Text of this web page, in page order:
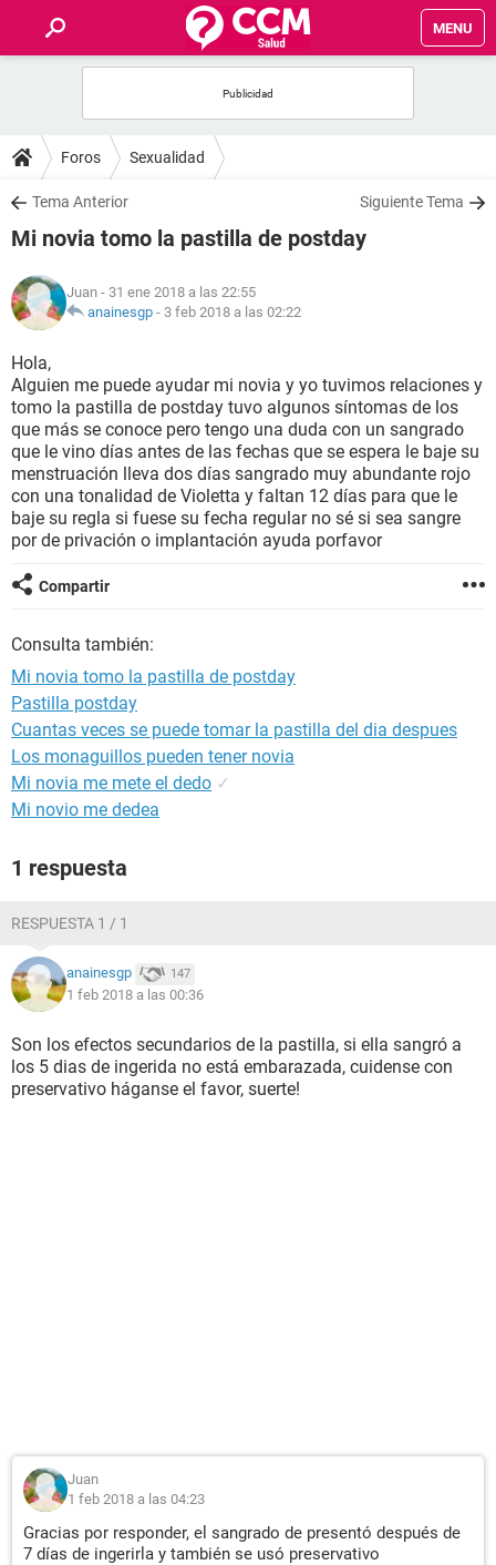
MENU
FOROS
SALUD
NUTRICIÓN
BIENESTAR
SEXUALIDAD
GLOSARIO
Foros Sexualidad
Tema Anterior Siguiente Tema
Mi novia tomo la pastilla de postday
Juan - 31 ene 2018 a las 22:55
anainesgp - 3 feb 2018 a las 02:22
Hola,
Alguien me puede ayudar mi novia y yo tuvimos relaciones y
tomo la pastilla de postday tuvo algunos síntomas de los
que más se conoce pero tengo una duda con un sangrado
que le vino días antes de las fechas que se espera le baje su
menstruación lleva dos días sangrado muy abundante rojo
con una tonalidad de Violetta y faltan 12 días para que le
baje su regla si fuese su fecha regular no sé si sea sangre
por de privación o implantación ayuda porfavor
Compartir
Consulta también:
Mi novia tomo la pastilla de postday
Pastilla postday
Cuantas veces se puede tomar la pastilla del dia despues
Los monaguillos pueden tener novia
Mi novia me mete el dedo ✓
Mi novio me dedea
1 respuesta
RESPUESTA 1 / 1
anainesgp 147
1 feb 2018 a las 00:36
Son los efectos secundarios de la pastilla, si ella sangró a
los 5 dias de ingerida no está embarazada, cuidense con
preservativo háganse el favor, suerte!
Juan
1 feb 2018 a las 04:23
Gracias por responder, el sangrado de presentó después de
7 días de ingerirla y también se usó preservativo